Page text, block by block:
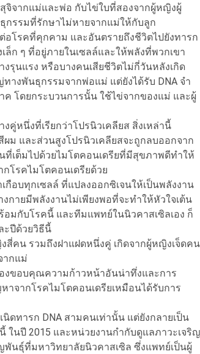
จิจากแม่และพ่อ กับไข่ใบที่สองจากผู้หญิงผู้
กรรมที่รักษาไม่หายจากแม่ให้กับลูก
โรคที่คุกคาม และอันตรายถึงชีวิตไปยังทารก
ล็ก ๆ ที่อยู่ภายในเซลล์และให้พลังที่พวกเขา
รุนแรง หรือบางคนเสียชีวิตไม่กี่วันหลังเกิด
างพันธุกรรมจากพ่อแม่ แต่ยังได้รับ DNA จํา
โดยกระบวนการนั้น ใช้ไข่จากของแม่ และผู้
คู่หนึ่งที่เรียกว่าโปรนิวเคลียส สิ่งเหล่านี้
ม และส่วนสูงโปรนิวเคลียสจะถูกลบออกจาก
ที่เต็มไปด้วยไมโตคอนเดรียที่มีสุขภาพดีทำให้
โรคไมโตคอนเดรียด้วย
กือบทุกเซลล์ ที่แปลงออกซิเจนให้เป็นพลังงาน
กายมีพลังงานไม่เพียงพอที่จะทำให้หัวใจเต้น
มกับโรคนี้ และทีมแพทย์ในนิวคาสเซิลเอง ก็
ะปีด้วยวิธีนี้
สี่คน รวมถึงฝาแฝดหนึ่งคู่ เกิดจากผู้หญิงเจ็ดคน
ากแม่
งขอบคุณความก้าวหน้าอันน่าทึ่งและการ
าจากโรคไมโตคอนเดรียเหมือนได้รับการ
ดทารก DNA สามคนเท่านั้น แต่ยังกลายเป็น
นปี 2015 และหน่วยงานกํากับดูแลภาวะเจริญ
นธุ์ที่มหาวิทยาลัยนิวคาสเซิล ซึ่งแพทย์เป็นผู้